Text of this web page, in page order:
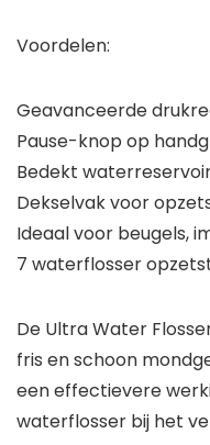
Voordelen:
Geavanceerde
Pause-knop op
Bedekt
Dekselvak voor
Ideaal voor beugels,
7 waterflosser
De Ultra Water
fris en schoon
een effectievere
waterflosser bij het